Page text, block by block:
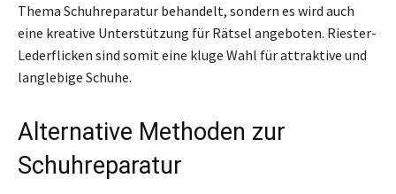
Thema Schuhreparatur behandelt, sondern es wird auch
eine kreative Unterstützung für Rätsel angeboten. Riester-
Lederflicken sind somit eine kluge Wahl für attraktive und
langlebige Schuhe.
Alternative Methoden zur
Schuhreparatur